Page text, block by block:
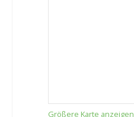
Größere Karte anzeigen